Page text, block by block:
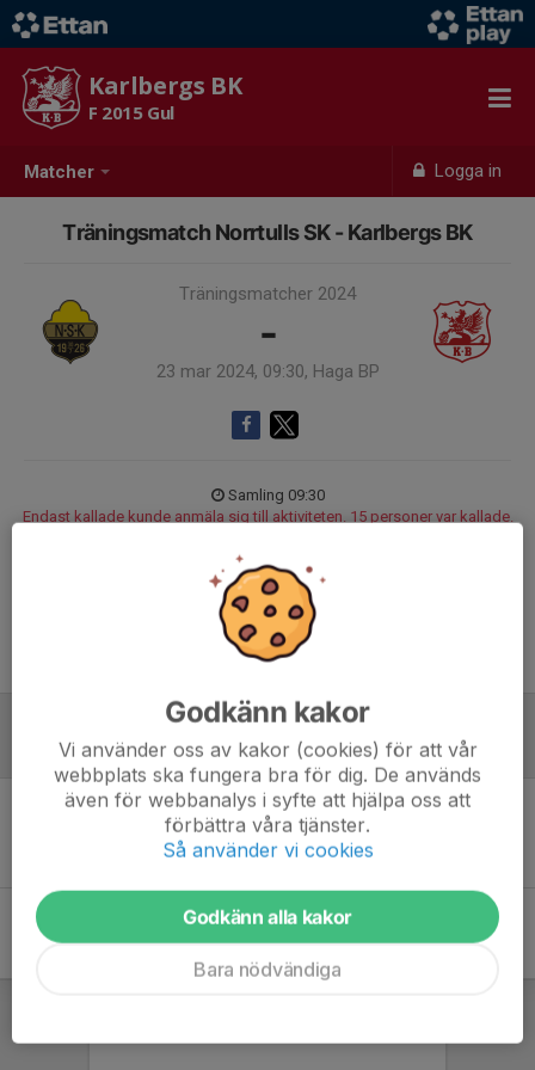
Matcher Logga in
Karlbergs BK
F 2015 Gul
Träningsmatch Norrtulls SK - Karlbergs BK
Träningsmatcher 2024
-
23 mar 2024, 09:30, Haga BP
Samling 09:30
Endast kallade kunde anmäla sig till aktiviteten. 15 personer var kallade.
(Karta)
Träningsmatch mot Norrtulls SK F15 Vit på Haga BP vid Wennergren
Center.
NSK har hela planen bokad, så ambitionen är att kunna spela 2
träningsmatcher parallellt.
Referat
Inget referat skrivet
Godkänn kakor
Vi använder oss av kakor (cookies) för att vår
webbplats ska fungera bra för dig. De används
även för webbanalys i syfte att hjälpa oss att
förbättra våra tjänster.
Så använder vi cookies
Godkänn alla kakor
Bara nödvändiga